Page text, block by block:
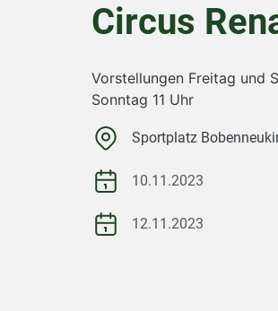
Circus
Vorstellungen Freitag und
Sonntag 11 Uhr
Sportplatz
10.11.2023
12.11.2023